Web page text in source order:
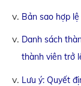
Bản sao hợp
Danh sách
thành viên trở
Lưu ý: Quyết